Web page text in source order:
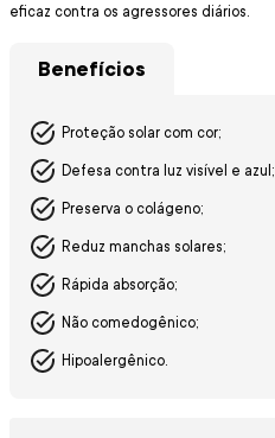
eficaz contra os agressores diários.
Benefícios
Proteção solar com cor;
Defesa contra luz visível e azul;
Preserva o colágeno;
Reduz manchas solares;
Rápida absorção;
Não comedogênico;
Hipoalergênico.